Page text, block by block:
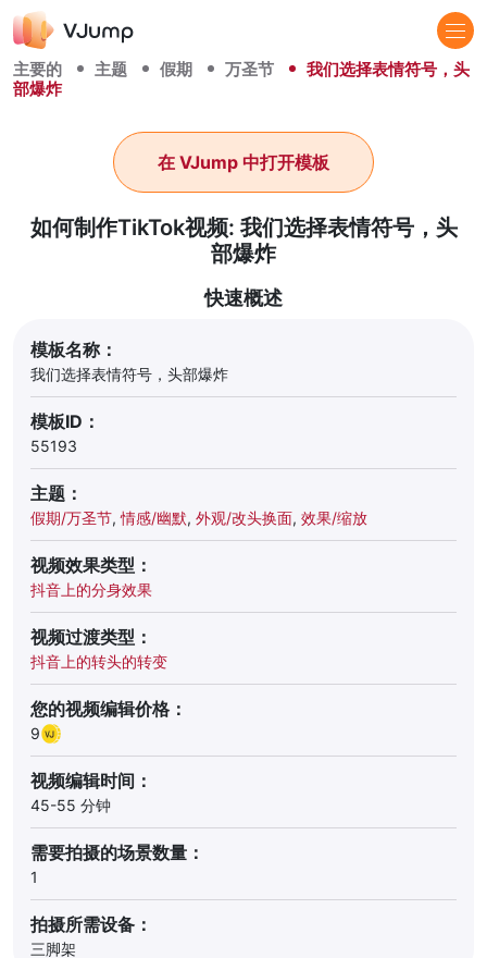
主要的 主题 假期 万圣节
我们选择表情符号，头
部爆炸
如何制作TikTok视频: 我们选择表情符号，头
部爆炸
在 VJump 中打开模板
快速概述
模板名称：
我们选择表情符号，头部爆炸
模板ID：
55193
主题：
假期/万圣节,情感/幽默, 外观/改头换面, 效果/缩放
视频效果类型：
抖音上的分身效果
视频过渡类型：
抖音上的转头的转变
您的视频编辑价格：
9
视频编辑时间：
45-55 分钟
需要拍摄的场景数量：
1
拍摄所需设备：
三脚架